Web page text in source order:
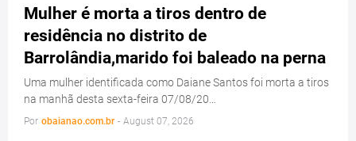
Mulher é morta a tiros dentro de
residência no distrito de
Barrolândia,marido foi baleado na perna
Uma mulher identificada como Daiane Santos foi morta a tiros
na manhã desta sexta-feira 07/08/20…
Por obaianao.com.br - August 07, 2026